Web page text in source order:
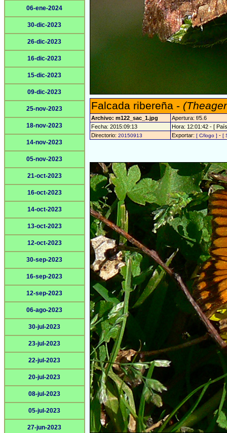
06-ene-2024
30-dic-2023
26-dic-2023
16-dic-2023
15-dic-2023
09-dic-2023
25-nov-2023
18-nov-2023
14-nov-2023
05-nov-2023
21-oct-2023
16-oct-2023
14-oct-2023
13-oct-2023
12-oct-2023
30-sep-2023
16-sep-2023
12-sep-2023
06-ago-2023
30-jul-2023
23-jul-2023
22-jul-2023
20-jul-2023
08-jul-2023
05-jul-2023
27-jun-2023
Falcada ribereña -
Archivo: m122_sac_1.jpg
Apertura: f/5.6
Fecha: 2015:09:13
Hora: 12:01:42 - [
Directorio: 20150913 Exportar: [ C/logo ] - [